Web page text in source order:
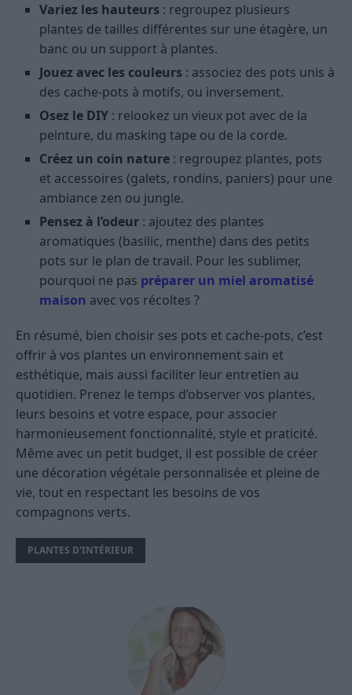
Variez les hauteurs : regroupez plusieurs
plantes de tailles différentes sur une étagère, un
banc ou un support à plantes.
Jouez avec les couleurs : associez des pots unis à
des cache-pots à motifs, ou inversement.
Osez le DIY : relookez un vieux pot avec de la
peinture, du masking tape ou de la corde.
Créez un coin nature : regroupez plantes, pots
et accessoires (galets, rondins, paniers) pour une
ambiance zen ou jungle.
Pensez à l’odeur : ajoutez des plantes
aromatiques (basilic, menthe) dans des petits
pots sur le plan de travail. Pour les sublimer,
pourquoi ne pas préparer un miel aromatisé
maison avec vos récoltes ?
En résumé, bien choisir ses pots et cache-pots, c’est
offrir à vos plantes un environnement sain et
esthétique, mais aussi faciliter leur entretien au
quotidien. Prenez le temps d’observer vos plantes,
leurs besoins et votre espace, pour associer
harmonieusement fonctionnalité, style et praticité.
Même avec un petit budget, il est possible de créer
une décoration végétale personnalisée et pleine de
vie, tout en respectant les besoins de vos
compagnons verts.
PLANTES D'INTÉRIEUR